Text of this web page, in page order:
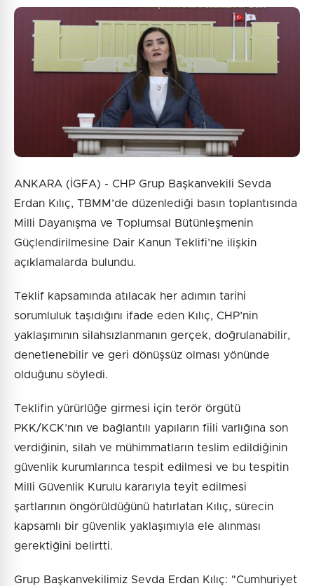
Güvenlik Sorusu:
8 + 3 = ?
Gönder
ANKARA (İGFA) - CHP Grup Başkanvekili Sevda
Erdan Kılıç, TBMM’de düzenlediği basın toplantısında
Milli Dayanışma ve Toplumsal Bütünleşmenin
Güçlendirilmesine Dair Kanun Teklifi’ne ilişkin
açıklamalarda bulundu.
Teklif kapsamında atılacak her adımın tarihi
sorumluluk taşıdığını ifade eden Kılıç, CHP’nin
yaklaşımının silahsızlanmanın gerçek, doğrulanabilir,
denetlenebilir ve geri dönüşsüz olması yönünde
olduğunu söyledi.
Teklifin yürürlüğe girmesi için terör örgütü
PKK/KCK’nın ve bağlantılı yapıların fiili varlığına son
verdiğinin, silah ve mühimmatların teslim edildiğinin
güvenlik kurumlarınca tespit edilmesi ve bu tespitin
Milli Güvenlik Kurulu kararıyla teyit edilmesi
şartlarının öngörüldüğünü hatırlatan Kılıç, sürecin
kapsamlı bir güvenlik yaklaşımıyla ele alınması
gerektiğini belirtti.
Grup Başkanvekilimiz Sevda Erdan Kılıç: "Cumhuriyet